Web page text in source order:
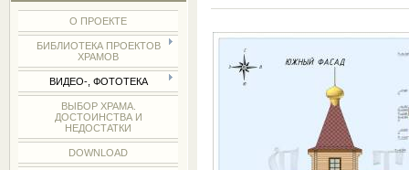
О ПРОЕКТЕ
БИБЛИОТЕКА ПРОЕКТОВ
ХРАМОВ
ВИДЕО-, ФОТОТЕКА
ВЫБОР ХРАМА.
ДОСТОИНСТВА И
НЕДОСТАТКИ
DOWNLOAD